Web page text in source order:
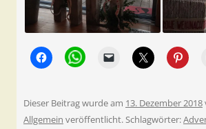
Dieser Beitrag wurde am 13. Dezember 2018
Allgemein veröffentlicht. Schlagwörter: